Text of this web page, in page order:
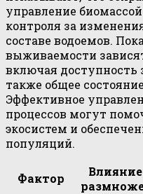
управление
контроля за
составе водоемов.
выживаемости
включая доступность
также общее
Эффективное
процессов могут
экосистем и
популяций.
Фактор